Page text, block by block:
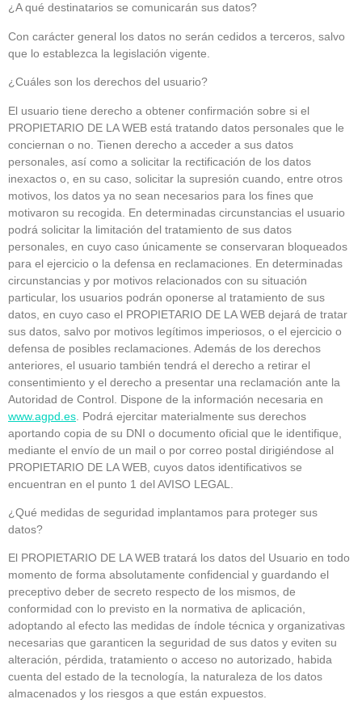
¿A qué destinatarios se comunicarán sus datos?
Con carácter general los datos no serán cedidos a terceros, salvo
que lo establezca la legislación vigente.
¿Cuáles son los derechos del usuario?
El usuario tiene derecho a obtener confirmación sobre si el
PROPIETARIO DE LA WEB está tratando datos personales que le
conciernan o no. Tienen derecho a acceder a sus datos
personales, así como a solicitar la rectificación de los datos
inexactos o, en su caso, solicitar la supresión cuando, entre otros
motivos, los datos ya no sean necesarios para los fines que
motivaron su recogida. En determinadas circunstancias el usuario
podrá solicitar la limitación del tratamiento de sus datos
personales, en cuyo caso únicamente se conservaran bloqueados
para el ejercicio o la defensa en reclamaciones. En determinadas
circunstancias y por motivos relacionados con su situación
particular, los usuarios podrán oponerse al tratamiento de sus
datos, en cuyo caso el PROPIETARIO DE LA WEB dejará de tratar
sus datos, salvo por motivos legítimos imperiosos, o el ejercicio o
defensa de posibles reclamaciones. Además de los derechos
anteriores, el usuario también tendrá el derecho a retirar el
consentimiento y el derecho a presentar una reclamación ante la
Autoridad de Control. Dispone de la información necesaria en
www.agpd.es . Podrá ejercitar materialmente sus derechos
aportando copia de su DNI o documento oficial que le identifique,
mediante el envío de un mail o por correo postal dirigiéndose al
PROPIETARIO DE LA WEB, cuyos datos identificativos se
encuentran en el punto 1 del AVISO LEGAL.
¿Qué medidas de seguridad implantamos para proteger sus
datos?
El PROPIETARIO DE LA WEB tratará los datos del Usuario en todo
momento de forma absolutamente confidencial y guardando el
preceptivo deber de secreto respecto de los mismos, de
conformidad con lo previsto en la normativa de aplicación,
adoptando al efecto las medidas de índole técnica y organizativas
necesarias que garanticen la seguridad de sus datos y eviten su
alteración, pérdida, tratamiento o acceso no autorizado, habida
cuenta del estado de la tecnología, la naturaleza de los datos
almacenados y los riesgos a que están expuestos.